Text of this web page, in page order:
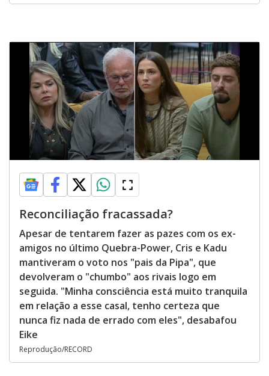
Reconciliação fracassada?
Apesar de tentarem fazer as pazes com os ex-
amigos no último Quebra-Power, Cris e Kadu
mantiveram o voto nos "pais da Pipa", que
devolveram o "chumbo" aos rivais logo em
seguida. "Minha consciência está muito tranquila
em relação a esse casal, tenho certeza que
nunca fiz nada de errado com eles", desabafou
Eike
Reprodução/RECORD